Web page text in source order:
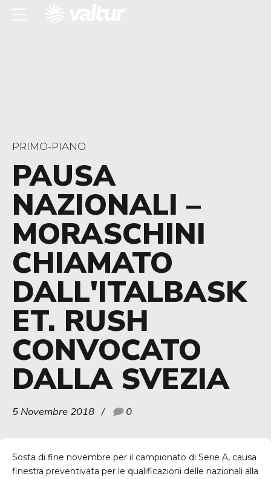
PRIMO-PIANO
PAUSA
NAZIONALI –
MORASCHINI
CHIAMATO
DALL'ITALBASK
ET. RUSH
CONVOCATO
DALLA SVEZIA
5 Novembre 2018 0
Sosta di fine novembre per il campionato di Serie A, causa
finestra preventivata per le qualificazioni delle nazionali alla